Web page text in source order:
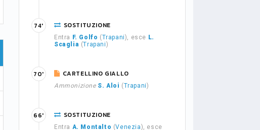
SOSTITUZIONE
Entra F. Golfo (Trapani), esce L.
Scaglia (Trapani)
74'
CARTELLINO GIALLO
Ammonizione S. Aloi (Trapani)
70'
SOSTITUZIONE
Entra A. Montalto (Venezia), esce
66'